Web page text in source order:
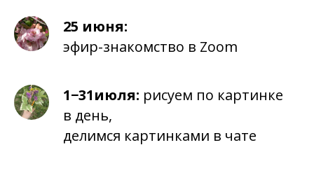
25 июня:
эфир-знакомство в Zoom
1−31июля: рисуем по картинке
в день,
делимся картинками в чате